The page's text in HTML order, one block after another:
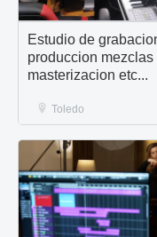
Estudio de
produccion mezclas
masterizacion etc...
Toledo